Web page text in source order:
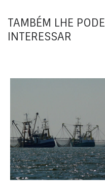
TAMBÉM LHE PODE
INTERESSAR